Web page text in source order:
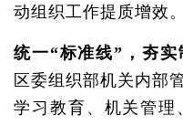
动组织工作提质增效。
统一“标准线”，夯实
区委组织部机关内部
学习教育、机关管理